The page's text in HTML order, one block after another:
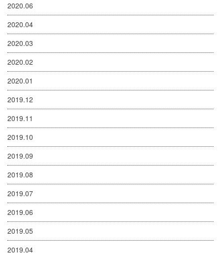
2020.06
2020.04
2020.03
2020.02
2020.01
2019.12
2019.11
2019.10
2019.09
2019.08
2019.07
2019.06
2019.05
2019.04